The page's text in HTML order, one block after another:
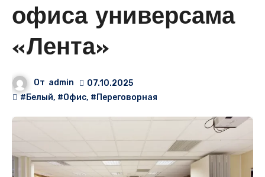
офиса универсама
«Лента»
От admin
07.10.2025
#Белый, #Офис, #Переговорная